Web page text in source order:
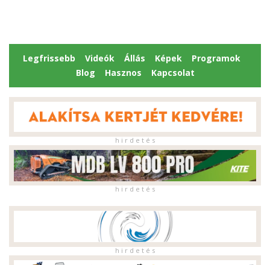
Legfrissebb Videók Állás Képek
Programok
Blog
Hasznos Kapcsolat
h i r d e t é s
h i r d e t é s
h i r d e t é s